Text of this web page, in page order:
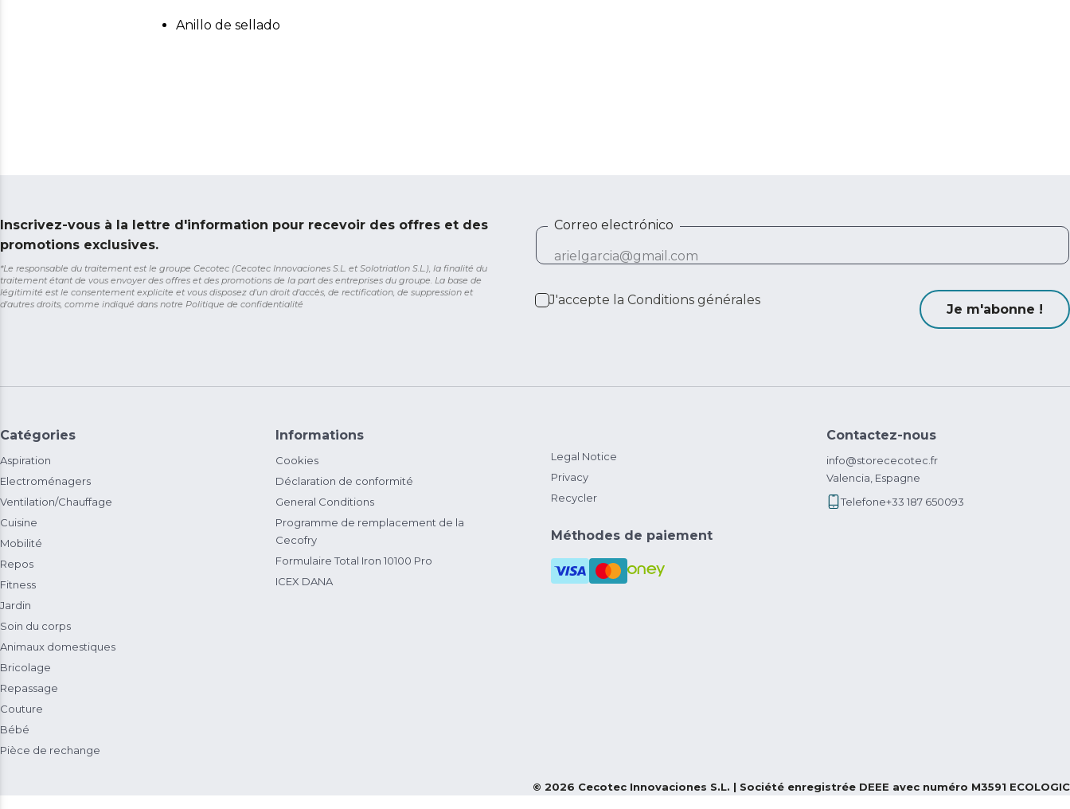
Anillo de sellado
Inscrivez-vous à la lettre d'information pour recevoir des offres et des
promotions exclusives.
*Le responsable du traitement est le groupe Cecotec (Cecotec Innovaciones S.L. et Solotriatlon S.L.), la finalité du
traitement étant de vous envoyer des offres et des promotions de la part des entreprises du groupe. La base de
légitimité est le consentement explicite et vous disposez d'un droit d'accès, de rectification, de suppression et
d'autres droits, comme indiqué dans notre Politique de confidentialité
Correo electrónico
J'accepte la Conditions générales
Je m'abonne !
Catégories
Aspiration
Electroménagers
Ventilation/Chauffage
Cuisine
Mobilité
Repos
Fitness
Jardin
Soin du corps
Animaux domestiques
Bricolage
Repassage
Couture
Bébé
Pièce de rechange
Informations
Cookies
Déclaration de conformité
General Conditions
Programme de remplacement de la
Cecofry
Formulaire Total Iron 10100 Pro
ICEX DANA
Legal Notice
Privacy
Recycler
Méthodes de paiement
Contactez-nous
info@storececotec.fr
Valencia, Espagne
Telefone+33 187 650093
© 2026 Cecotec Innovaciones S.L. | Société enregistrée DEEE avec numéro M3591 ECOLOGIC